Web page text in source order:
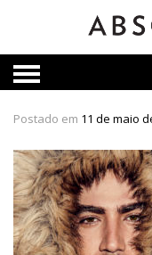
Postado em 11 de maio